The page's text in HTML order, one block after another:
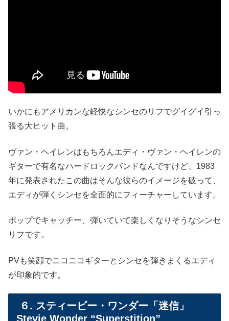
いかにもアメリカンな軽快なシンセのリフでグイグイ引っ
張る大ヒット曲。
ヴァン・ヘイレンはもちろんエディ・ヴァン・ヘイレンの
ギターで有名なハードロックバンドなんですけど、1983
年に発表されたこの曲はそんな彼らのイメージを破って、
エディが弾くシンセを全面的にフィーチャーしています。
ポップでキャッチー、弾いていて楽しくなりそうなシンセ
リフです。
PVも笑顔でニコニコギターとシンセを弾きまくるエディ
が印象的です。
６. スティービー・ワンダー「迷信」
Stevie Wonder “Superstition”